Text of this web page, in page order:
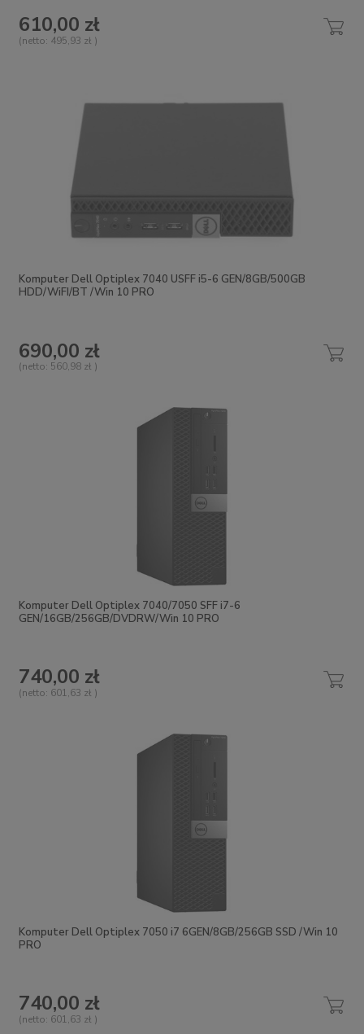
610,00 zł
(netto: 495,93 zł )
Komputer Dell Optiplex 7040 USFF i5-6 GEN/8GB/500GB
HDD/WiFI/BT /Win 10 PRO
690,00 zł
(netto: 560,98 zł )
Komputer Dell Optiplex 7040/7050 SFF i7-6
GEN/16GB/256GB/DVDRW/Win 10 PRO
740,00 zł
(netto: 601,63 zł )
Komputer Dell Optiplex 7050 i7 6GEN/8GB/256GB SSD /Win 10
PRO
740,00 zł
(netto: 601,63 zł )